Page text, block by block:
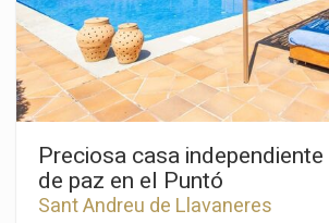
riego Caracteristicas principales: Suelos de parquet,
Calefacción de gas natural, Reformada integramente,
espacios cálidos y acogedores llenos de
entrar a vivir Una casa práctica, pensada para disfrutar y lista
para entrar a vivir. No dudes en
facilitemso más información o agendar
Preciosa casa
de paz en el Puntó
Sant Andreu de Llavaneres